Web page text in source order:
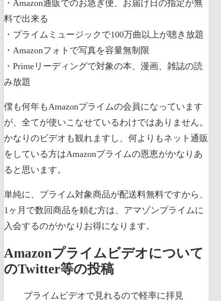
・Amazon通販でのお急ぎ便、お届け日の指定が無
料で出来る
・プライムミュージックで100万曲以上が聴き放題
・Amazonフォトで写真を容量無制限
・Primeリーディングで対象の本、漫画、雑誌の読
み放題
僕も何年もAmazonプライムの会員になっています
が、全てが使いこなせているわけではありません。
かなりのビデオも観れますし、何よりもネット通販
をしている方はAmazonプライムの恩恵がかなりあ
ると思います。
単純に、プライム対象商品が配送料無料ですから、
1ヶ月で数回商品を頼む方は、アマゾンプライムに
入会するのがかなりお得になります。
Amazonプライムビデオについて
のTwitter等の投稿
プライムビデオで見れるので軽率に拝見